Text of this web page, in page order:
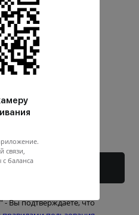
связи,
баланса
Вы подтверждаете, что